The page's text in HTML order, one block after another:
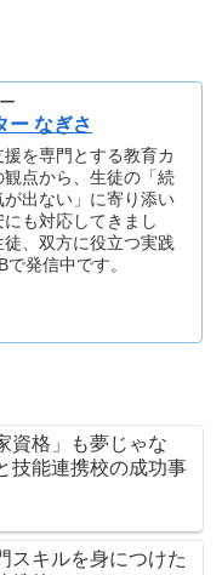
ー なぎさ
を専門とする教育カ
点から、生徒の「続
出ない」に寄り添い
も対応してきまし
、双方に役立つ実践
発信中です。
資格」も夢じゃな
技能連携校の成功事
スキルを身につけた